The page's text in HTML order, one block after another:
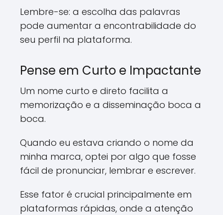
Lembre-se: a escolha das palavras
pode aumentar a encontrabilidade do
seu perfil na plataforma.
Pense em Curto e Impactante
Um nome curto e direto facilita a
memorização e a disseminação boca a
boca.
Quando eu estava criando o nome da
minha marca, optei por algo que fosse
fácil de pronunciar, lembrar e escrever.
Esse fator é crucial principalmente em
plataformas rápidas, onde a atenção